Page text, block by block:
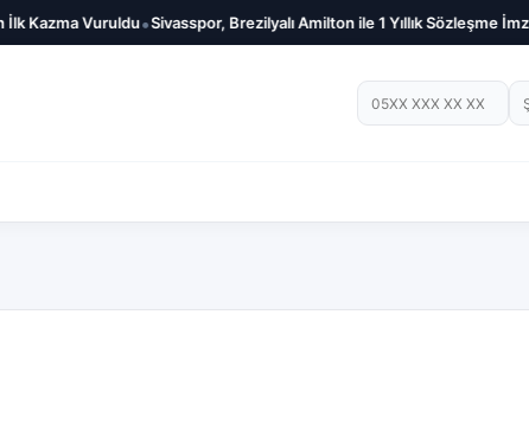
Kazma Vuruldu•Sivasspor, Brezilyalı Amilton ile 1 Yıllık Sözleşme
Telefon numarası